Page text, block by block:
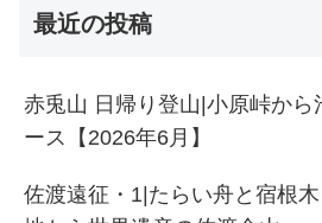
最近の投稿
赤兎山 日帰り登山|小原峠から
ース【2026年6月】
佐渡遠征・1|たらい舟と宿根